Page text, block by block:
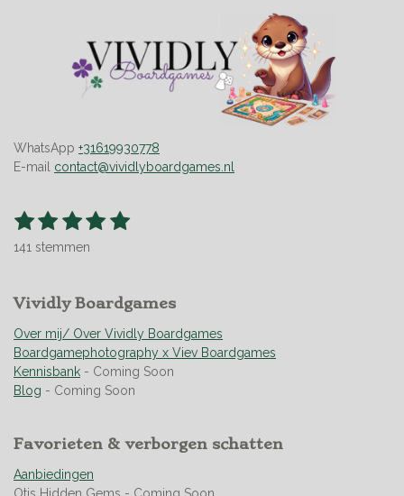
WhatsApp +31619930778
E-mail contact@vividlyboardgames.nl
R
n
g
:
4
.
9
3
5
4
1
s
r
2
s
r
r
e
n
3
s
r
r
e
n
4
s
r
r
e
n
5
r
r
e
n
S
n
141 stemmen
Vividly Boardgames
Over mij/ Over Vividly Boardgames
Boardgamephotography x Viev Boardgames
Kennisbank - Coming Soon
Blog - Coming Soon
Favorieten & verborgen schatten
Aanbiedingen